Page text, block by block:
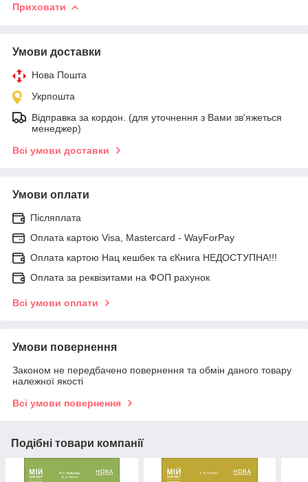
Приховати
Умови доставки
Нова Пошта
Укрпошта
Відправка за кордон. (для уточнення з Вами зв'яжеться
менеджер)
Всі умови доставки
Умови оплати
Післяплата
Оплата картою Visa, Mastercard - WayForPay
Оплата картою Нац кешбек та єКнига НЕДОСТУПНА!!!
Оплата за реквізитами на ФОП рахунок
Всі умови оплати
Умови повернення
Законом не передбачено повернення та обмін даного товару
належної якості
Всі умови повернення
Подібні товари компанії